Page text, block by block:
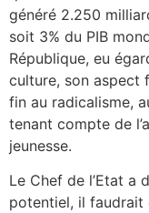
généré 2.250
soit 3% du PIB
République, eu
culture, son aspect
fin au radicalisme,
tenant compte de
jeunesse.
Le Chef de l’Etat a
potentiel, il faudrait